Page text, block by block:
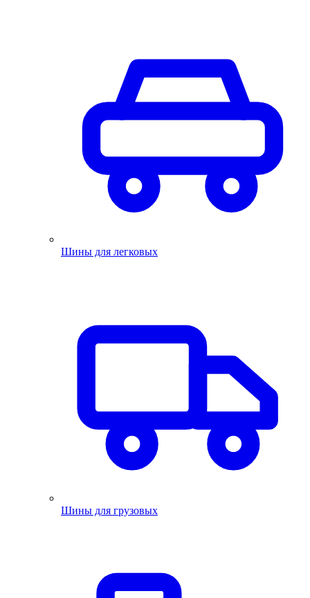
Шины для легковых
Шины для грузовых